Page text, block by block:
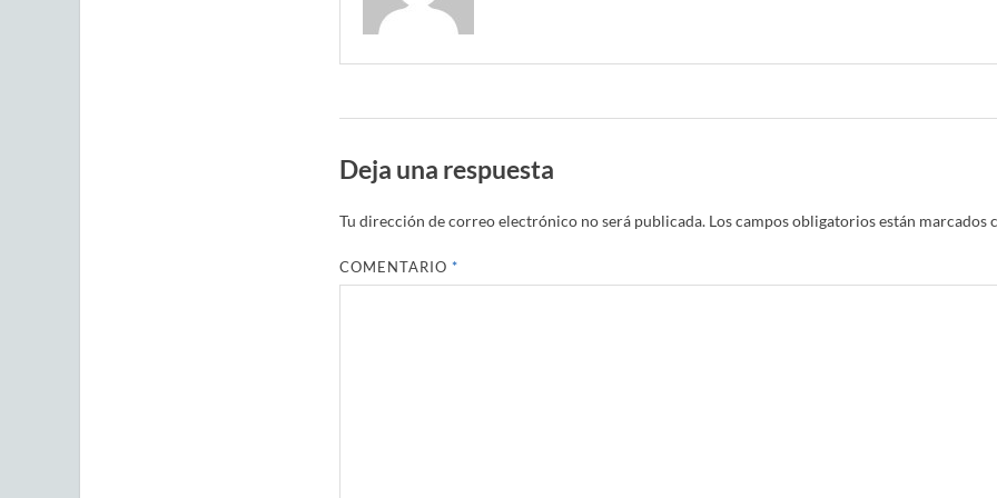
Deja una respuesta
Tu dirección de correo electrónico no será publicada. Los campos obligatorios están marcados
COMENTARIO *